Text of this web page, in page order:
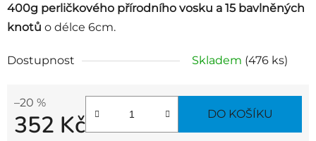
400g perličkového přírodního vosku a 15 bavlněných
knotů o délce 6cm.
Dostupnost Skladem (476 ks)
–20 %
352 Kč DO KOŠÍKU